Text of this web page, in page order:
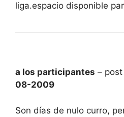
liga.espacio disponible
a los participantes –
08-2009
Son días de nulo curro,